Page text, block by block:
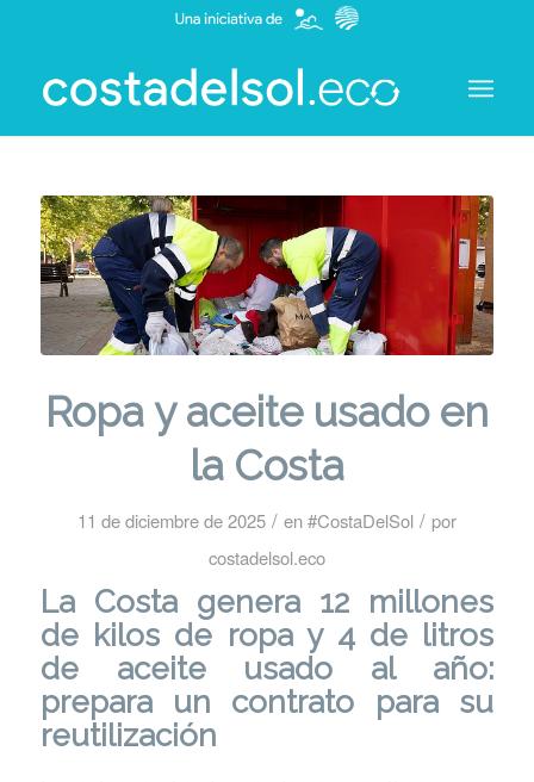
Ropa y aceite usado en
la Costa
11 de diciembre de 2025 / en#CostaDelSol / por
costadelsol.eco
La Costa genera 12 millones
de kilos de ropa y 4 de litros
de aceite usado al año:
prepara un contrato para su
reutilización